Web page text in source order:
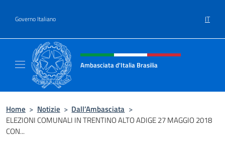
Governo Italiano IT
Intestazione sito, social e menù
Ambasciata d'Italia Brasilia
Home > Notizie > Dall’Ambasciata >
ELEZIONI COMUNALI IN TRENTINO ALTO ADIGE 27 MAGGIO 2018
CON...